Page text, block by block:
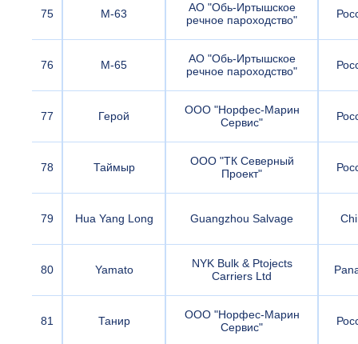
75 М-63
АО "Обь-Иртышское
речное пароходство"
76 М-65
АО "Обь-Иртышское
речное пароходство"
77 Герой
ООО "Норфес-Марин
Сервис"
78 Таймыр
ООО "ТК Северный
Проект"
79 Hua Yang Long Guangzhou Salvage
80 Yamato
NYK Bulk & Ptojects
Carriers Ltd
81 Танир
ООО "Норфес-Марин
Сервис"